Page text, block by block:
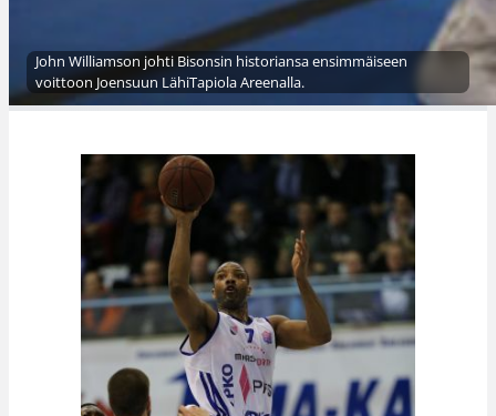
John Williamson johti Bisonsin historiansa ensimmäiseen
voittoon Joensuun LähiTapiola Areenalla.